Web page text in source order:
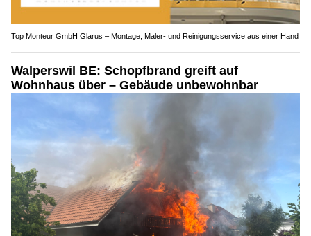
Top Monteur GmbH Glarus – Montage, Maler- und Reinigungsservice aus einer Hand
Walperswil BE: Schopfbrand greift auf
Wohnhaus über – Gebäude unbewohnbar